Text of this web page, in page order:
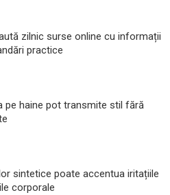
zilnic surse online cu informații
practice
pe haine pot transmite stil fără
sintetice poate accentua iritațiile
corporale